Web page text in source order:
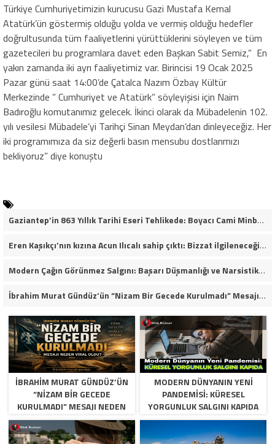
Türkiye Cumhuriyetimizin kurucusu Gazi Mustafa Kemal
Atatürk’ün göstermiş olduğu yolda ve vermiş olduğu hedefler
doğrultusunda tüm faaliyetlerini yürüttüklerini söyleyen ve tüm
gazetecileri bu programlara davet eden Başkan Sabit Semiz,” En
yakın zamanda iki ayrı faaliyetimiz var. Birincisi 19 Ocak 2025
Pazar günü saat 14:00’de Çatalca Nazım Özbay Kültür
Merkezinde ” Cumhuriyet ve Atatürk” söyleyişisi için Naim
Badıroğlu komutanımız gelecek. İkinci olarak da Mübadelenin 102.
yılı vesilesi Mübadele’yi Tarihçi Sinan Meydan’dan dinleyeceğiz. Her
iki programımıza da siz değerli basın mensubu dostlarımızı
bekliyoruz” diye konuştu
Gaziantep’in 863 Yıllık Tarihi Eseri Tehlikede: Boyacı Cami Minberi İçin “Restorasyon Durdurulsun” Çağrısı!
Eren Kaşıkçı’nın kızına Acun Ilıcalı sahip çıktı: Bizzat ilgileneceğim
Modern Çağın Görünmez Salgını: Başarı Düşmanlığı ve Narsistik Yükseliş
İbrahim Murat Gündüz’ün “Nizam Bir Gecede Kurulmadı” Mesajı Sosyal Medyada Geniş Yankı Uyandırdı
İBRAHIM MURAT GÜNDÜZ’ÜN
“NIZAM BIR GECEDE
KURULMADI” MESAJI NEDEN
VIRAL OLDU?
MODERN DÜNYANIN YENI
PANDEMISI: KÜRESEL
YORGUNLUK SALGINI KAPIDA